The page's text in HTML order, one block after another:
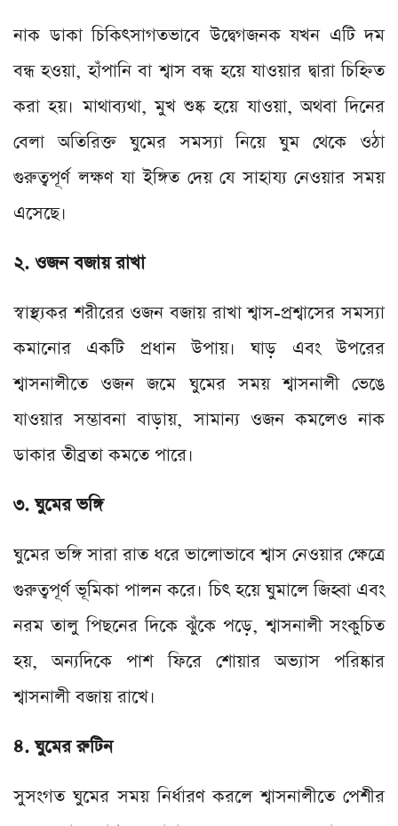
নাক ডাকা চিকিৎসাগতভাবে উদ্বেগজনক যখন এটি দম
বন্ধ হওয়া, হাঁপানি বা শ্বাস বন্ধ হয়ে যাওয়ার দ্বারা চিহ্নিত
করা হয়। মাথাব্যথা, মুখ শুষ্ক হয়ে যাওয়া, অথবা দিনের
বেলা অতিরিক্ত ঘুমের সমস্যা নিয়ে ঘুম থেকে ওঠা
গুরুত্বপূর্ণ লক্ষণ যা ইঙ্গিত দেয় যে সাহায্য নেওয়ার সময়
এসেছে।
২. ওজন বজায় রাখা
স্বাস্থ্যকর শরীরের ওজন বজায় রাখা শ্বাস-প্রশ্বাসের সমস্যা
কমানোর একটি প্রধান উপায়। ঘাড় এবং উপরের
শ্বাসনালীতে ওজন জমে ঘুমের সময় শ্বাসনালী ভেঙে
যাওয়ার সম্ভাবনা বাড়ায়, সামান্য ওজন কমলেও নাক
ডাকার তীব্রতা কমতে পারে।
৩. ঘুমের ভঙ্গি
ঘুমের ভঙ্গি সারা রাত ধরে ভালোভাবে শ্বাস নেওয়ার ক্ষেত্রে
গুরুত্বপূর্ণ ভূমিকা পালন করে। চিৎ হয়ে ঘুমালে জিহ্বা এবং
নরম তালু পিছনের দিকে ঝুঁকে পড়ে, শ্বাসনালী সংকুচিত
হয়, অন্যদিকে পাশ ফিরে শোয়ার অভ্যাস পরিষ্কার
শ্বাসনালী বজায় রাখে।
৪. ঘুমের রুটিন
সুসংগত ঘুমের সময় নির্ধারণ করলে শ্বাসনালীতে পেশীর